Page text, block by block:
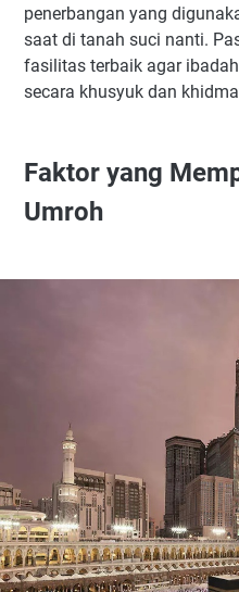
penerbangan yang
saat di tanah suci nanti.
fasilitas terbaik agar
secara khusyuk dan
Faktor yang
Umroh